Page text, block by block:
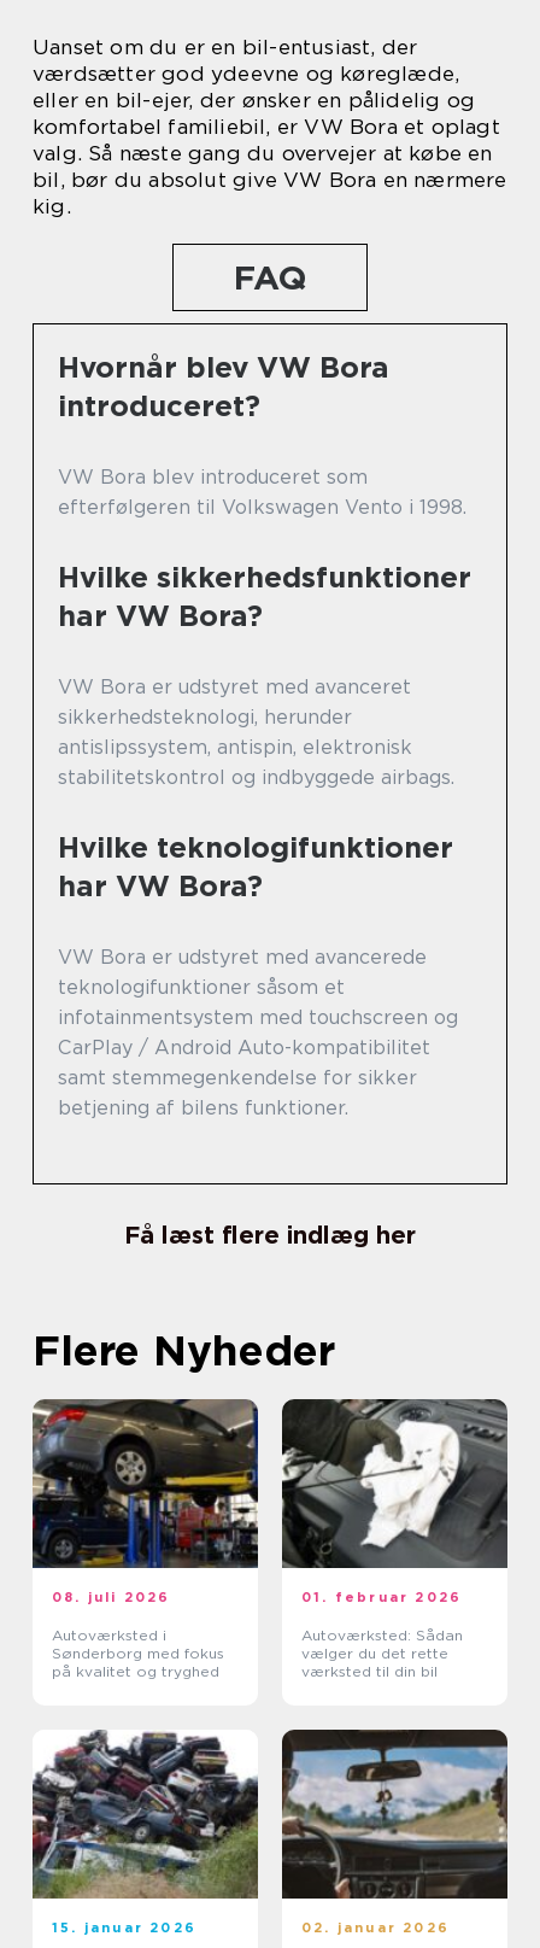
Uanset om du er en bil-entusiast, der
værdsætter god ydeevne og køreglæde,
eller en bil-ejer, der ønsker en pålidelig og
komfortabel familiebil, er VW Bora et oplagt
valg. Så næste gang du overvejer at købe en
bil, bør du absolut give VW Bora en nærmere
kig.
FAQ
Hvornår blev VW Bora
introduceret?
VW Bora blev introduceret som
efterfølgeren til Volkswagen Vento i 1998.
Hvilke sikkerhedsfunktioner
har VW Bora?
VW Bora er udstyret med avanceret
sikkerhedsteknologi, herunder
antislipssystem, antispin, elektronisk
stabilitetskontrol og indbyggede airbags.
Hvilke teknologifunktioner
har VW Bora?
VW Bora er udstyret med avancerede
teknologifunktioner såsom et
infotainmentsystem med touchscreen og
CarPlay / Android Auto-kompatibilitet
samt stemmegenkendelse for sikker
betjening af bilens funktioner.
Få læst flere indlæg her
Flere Nyheder
08. juli 2026
Autoværksted i
Sønderborg med fokus
på kvalitet og tryghed
01. februar 2026
Autoværksted: Sådan
vælger du det rette
værksted til din bil
15. januar 2026 02. januar 2026